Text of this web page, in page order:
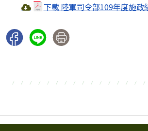
下載 陸軍司令部109年度施政